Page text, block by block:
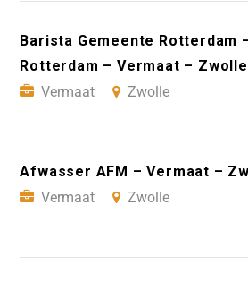
Barista Gemeente Rotterdam
Rotterdam – Vermaat – Zwolle
Vermaat
Zwolle
Afwasser AFM – Vermaat –
Vermaat
Zwolle